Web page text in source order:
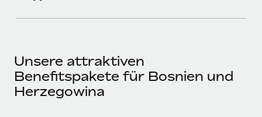
Unsere attraktiven
Benefitspakete für Bosnien und
Herzegowina